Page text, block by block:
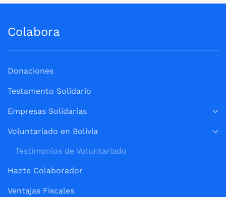
Colabora
Donaciones
Testamento Solidario
Empresas Solidarias
Voluntariado en Bolivia
Testimonios de Voluntariado
Hazte Colaborador
Ventajas Fiscales